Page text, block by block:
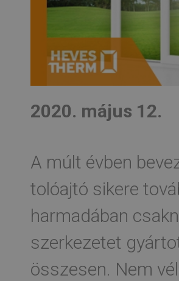
2020. május 12.
A múlt évben
tolóajtó sikere
harmadában
szerkezetet
összesen. Nem